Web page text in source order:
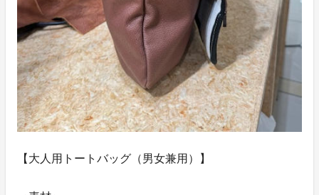
【大人用トートバッグ（男女兼用）】